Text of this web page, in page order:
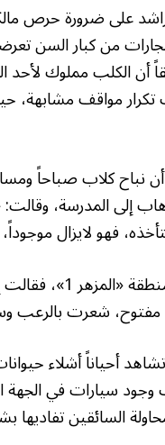
على ضرورة حرص
من كبار السن
أن الكلب مملوك
مواقف مشابهة،
نباح كلاب صباحاً
إلى المدرسة،
فهو لايزال
أما علياء مال
شعرت بالرعب
أحياناً أشلاء
وجود سيارات في
السائقين تفاديها